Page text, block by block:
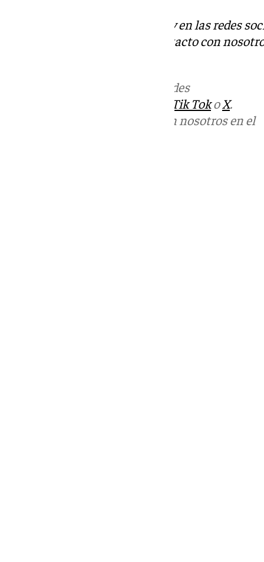
Descubre más noticias de 101Tv en las redes
. Puedes ponerte en contacto con
en las redes
Tik TokoX.
Puedes ponerte en contacto con nosotros en el